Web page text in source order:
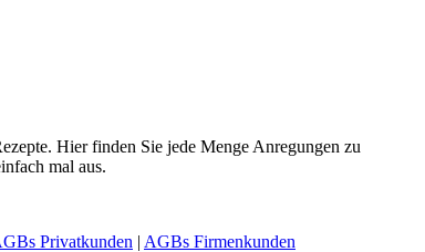
Hier finden Sie jede Menge Anregungen zu
mal aus.
Privatkunden | AGBs Firmenkunden